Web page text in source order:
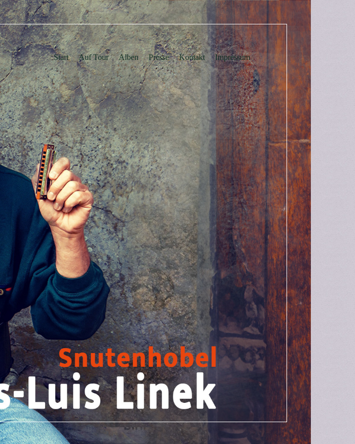
Start Auf Tour Alben Presse Kontakt Impressum